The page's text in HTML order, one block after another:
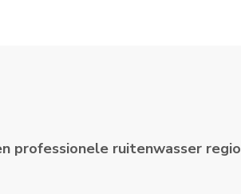
professionele ruitenwasser regio